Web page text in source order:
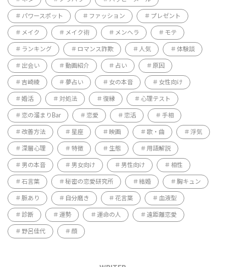
パワースポット ファッション プレゼント
メイク メイク術 メンヘラ モテ
ランキング ロマンス詐欺 人気 体験談
出会い 動画紹介 占い 原因
吉崎綾 夢占い 女の本音 女性向け
婚活 対処法 復縁 心理テスト
恋の溜まりBar 恋愛 恋活 手相
改善方法 星座 映画 歌・曲 浮気
深層心理 特徴 生態 用語解説
男の本音 男女向け 男性向け 相性
石言葉 秘密の恋愛研究所 結婚 胸キュン
脈あり 自分磨き 花言葉 血液型
診断 運勢 運命の人 遠距離恋愛
野呂佳代 顔